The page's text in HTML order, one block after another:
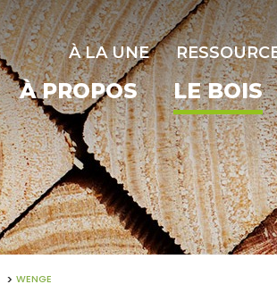
À LA UNE
À PROPOS LE BOIS
WENGE